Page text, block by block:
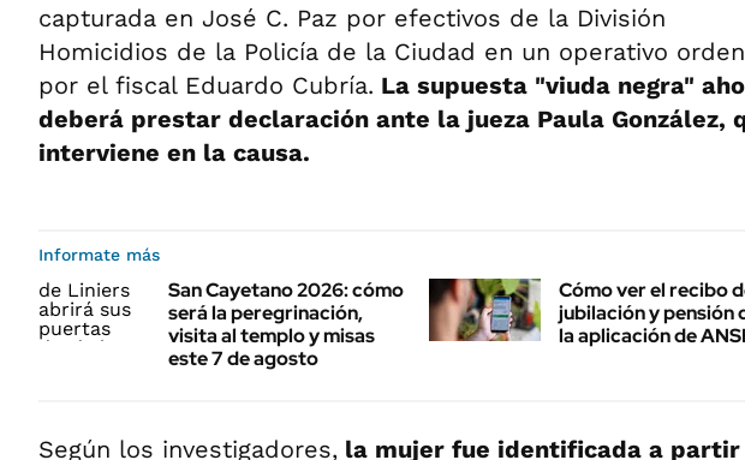
capturada en José C. Paz por efectivos de la División
Homicidios de la Policía de la Ciudad en un operativo
por el fiscal Eduardo Cubría. La supuesta "viuda negra"
deberá prestar declaración ante la jueza Paula González,
interviene en la causa.
Informate más
San Cayetano 2026: cómo
será la peregrinación,
visita al templo y misas
este 7 de agosto
Cómo ver el recibo
jubilación y pensión
la aplicación de
Según los investigadores, la mujer fue identificada a